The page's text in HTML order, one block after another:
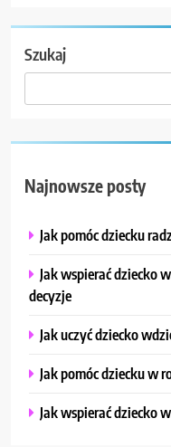
Szukaj
Najnowsze posty
Jak pomóc dziecku
Jak wspierać dziecko
decyzje
Jak uczyć dziecko
Jak pomóc dziecku
Jak wspierać dziecko